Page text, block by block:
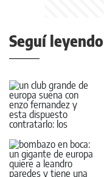
Seguí leyendo